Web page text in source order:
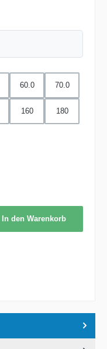
60.0 70.0
160 180
In den Warenkorb